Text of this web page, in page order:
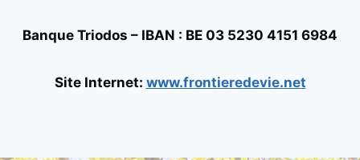
Banque Triodos – IBAN : BE 03 5230 4151 6984
Site Internet: www.frontieredevie.net